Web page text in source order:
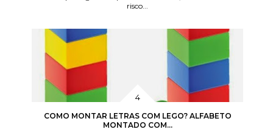
risco...
COMO MONTAR LETRAS COM LEGO? ALFABETO
MONTADO COM...